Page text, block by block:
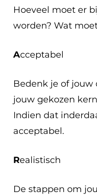
Hoeveel moet er
worden? Wat
Acceptabel
Bedenk je of
jouw gekozen
Indien dat
acceptabel.
Realistisch
De stappen om